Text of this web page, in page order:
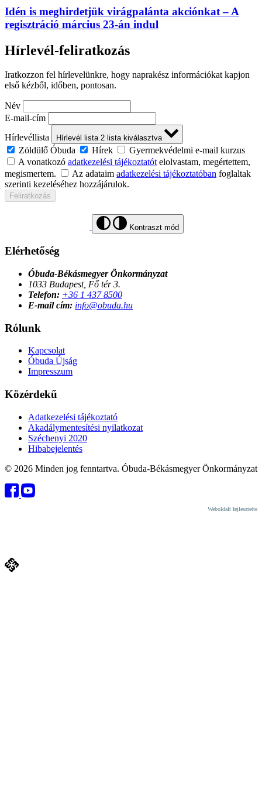
Idén is meghirdetjük virágpalánta akciónkat – A
regisztráció március 23-án indul
Hírlevél-feliratkozás
Iratkozzon fel hírlevelünkre, hogy naprakész információkat kapjon
első kézből, időben, pontosan.
Név
E-mail-cím
Hírlevéllista
Hírlevél lista 2 lista kiválasztva
Zöldülő Óbuda Hírek
Gyermekvédelmi e-mail kurzus
A vonatkozó adatkezelési tájékoztatótelolvastam, megértettem,
megismertem.
Az adataim adatkezelési tájékoztatóban foglaltak
szerinti kezeléséhez hozzájárulok.
Feliratkozás
Kontraszt mód
Elérhetőség
Óbuda-Békásmegyer Önkormányzat
1033 Budapest, Fő tér 3.
Telefon: +36 1 437 8500
E-mail cím: info@obuda.hu
Rólunk
Kapcsolat
Óbuda Újság
Impresszum
Közérdekű
Adatkezelési tájékoztató
Akadálymentesítési nyilatkozat
Széchenyi 2020
Hibabejelentés
© 2026 Minden jog fenntartva. Óbuda-Békásmegyer Önkormányzat
Weboldalt fejlesztette